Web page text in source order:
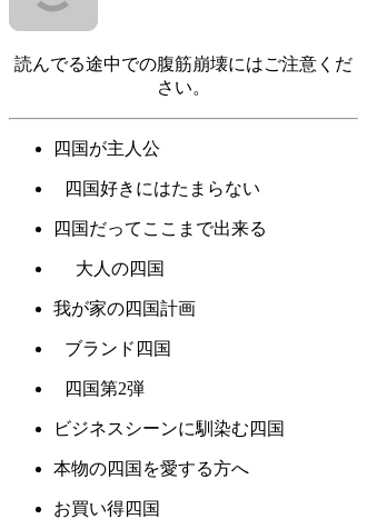
読んでる途中での腹筋崩壊にはご注意くだ
さい。
四国が主人公
四国好きにはたまらない
四国だってここまで出来る
大人の四国
我が家の四国計画
ブランド四国
四国第2弾
ビジネスシーンに馴染む四国
本物の四国を愛する方へ
お買い得四国